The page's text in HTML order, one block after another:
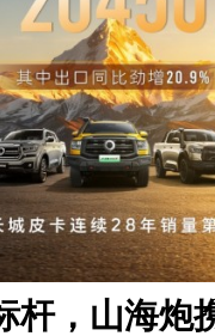
杆， 山海炮